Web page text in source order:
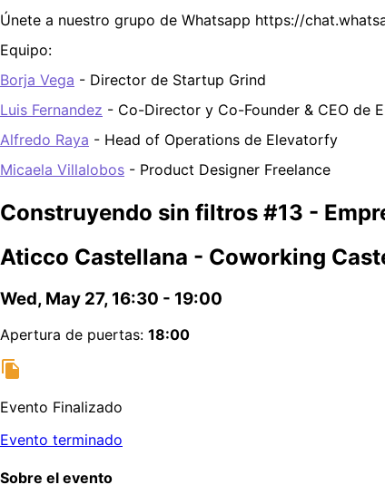
Únete a nuestro grupo de Whatsapp https://
Equipo:
Borja Vega - Director de Startup Grind
Luis Fernandez - Co-Director y Co-Founder & CEO de
Alfredo Raya - Head of Operations de Elevatorfy
Micaela Villalobos - Product Designer Freelance
Construyendo sin filtros #13 -
Aticco Castellana - Coworking
Wed, May 27, 16:30 - 19:00
Apertura de puertas: 18:00
Evento Finalizado
Evento terminado
Sobre el evento